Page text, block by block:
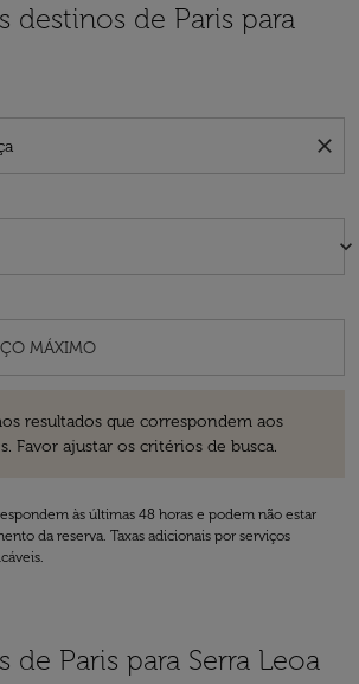
destinos de Paris para
close
keyboard_arrow_down
resultados que correspondem aos
Favor ajustar os critérios de busca.
às últimas 48 horas e podem não estar
da reserva. Taxas adicionais por serviços
de Paris para Serra Leoa